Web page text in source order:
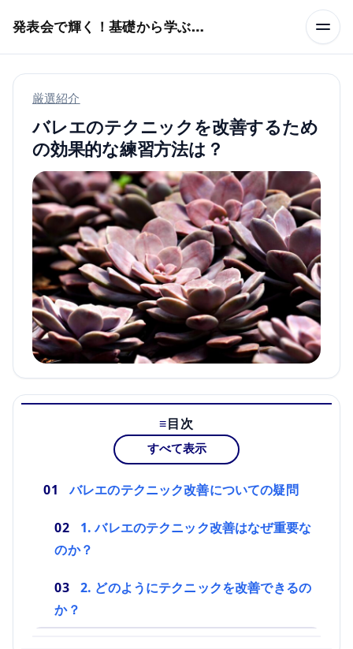
発表会で輝く！基礎から学ぶバレエ術
厳選紹介
バレエのテクニックを改善するため
の効果的な練習方法は？
目次
すべて表示
バレエのテクニック改善についての疑問
1. バレエのテクニック改善はなぜ重要な
のか？
2. どのようにテクニックを改善できるの
か？